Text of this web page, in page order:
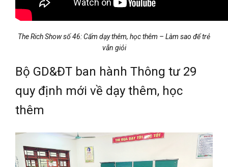
The Rich Show số 46: Cấm dạy thêm, học thêm – Làm sao để trẻ
vẫn giỏi
Bộ GD&ĐT ban hành Thông tư 29
quy định mới về dạy thêm, học
thêm